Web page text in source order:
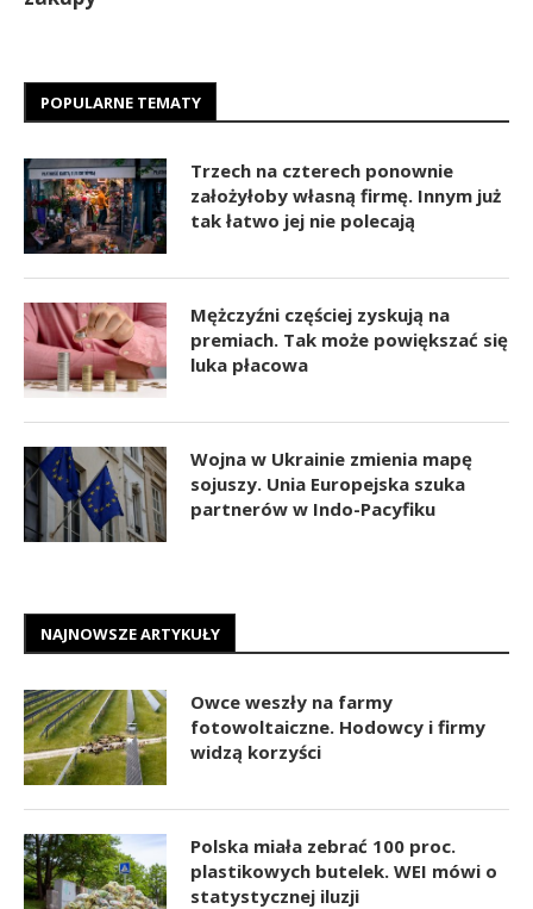
POPULARNE TEMATY
Trzech na czterech ponownie
założyłoby własną firmę. Innym już
tak łatwo jej nie polecają
Mężczyźni częściej zyskują na
premiach. Tak może powiększać się
luka płacowa
Wojna w Ukrainie zmienia mapę
sojuszy. Unia Europejska szuka
partnerów w Indo-Pacyfiku
NAJNOWSZE ARTYKUŁY
Owce weszły na farmy
fotowoltaiczne. Hodowcy i firmy
widzą korzyści
Polska miała zebrać 100 proc.
plastikowych butelek. WEI mówi o
statystycznej iluzji